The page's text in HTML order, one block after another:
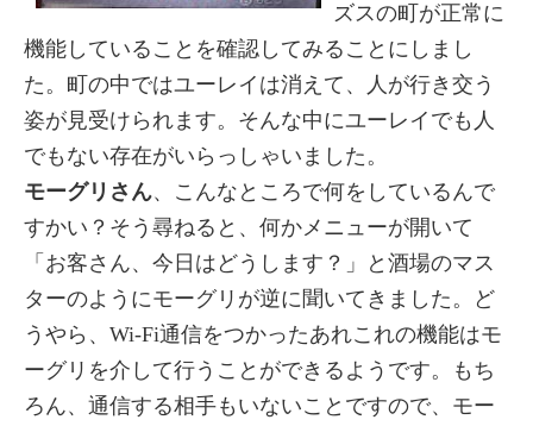
ズスの町が正常に
機能していることを確認してみることにしまし
た。町の中ではユーレイは消えて、人が行き交う
姿が見受けられます。そんな中にユーレイでも人
でもない存在がいらっしゃいました。
モーグリさん、こんなところで何をしているんで
すかい？そう尋ねると、何かメニューが開いて
「お客さん、今日はどうします？」と酒場のマス
ターのようにモーグリが逆に聞いてきました。ど
うやら、Wi-Fi通信をつかったあれこれの機能はモ
ーグリを介して行うことができるようです。もち
ろん、通信する相手もいないことですので、モー